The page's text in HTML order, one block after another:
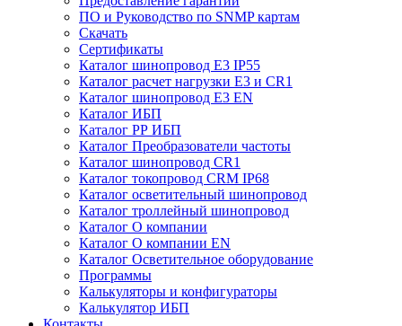
ПО и Руководство по SNMP картам
Скачать
Сертификаты
Каталог шинопровод E3 IP55
Каталог расчет нагрузки Е3 и CR1
Каталог шинопровод E3 EN
Каталог ИБП
Каталог РР ИБП
Каталог Преобразователи частоты
Каталог шинопровод CR1
Каталог токопровод CRM IP68
Каталог осветительный шинопровод
Каталог троллейный шинопровод
Каталог О компании
Каталог О компании EN
Каталог Осветительное оборудование
Программы
Калькуляторы и конфигураторы
Калькулятор ИБП